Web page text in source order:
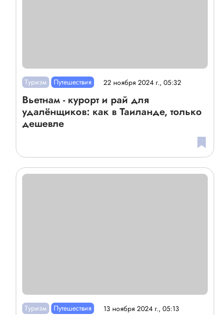
Туризм Путешествия 22 ноября 2024 г., 05:32
Вьетнам - курорт и рай для
удалёнщиков: как в Таиланде, только
дешевле
Туризм Путешествия 13 ноября 2024 г., 05:13